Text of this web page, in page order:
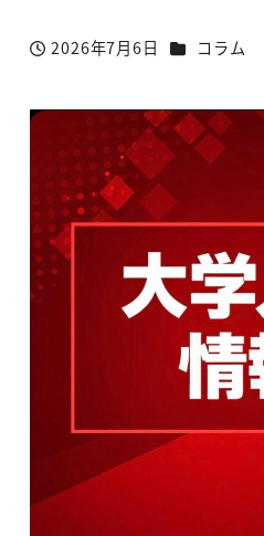
投稿日
2026年7月6日 カテゴリー
コラム